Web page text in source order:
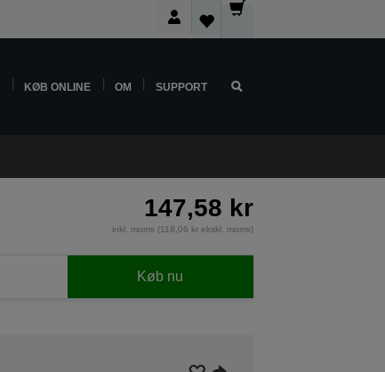
KØB ONLINE OM SUPPORT
147,58 kr
inkl. moms (118,06 kr ekskl. moms)
Køb nu